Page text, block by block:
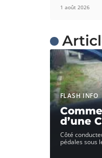
1 août 2026
FLASH INFO
d’une
Côté
pédales sous